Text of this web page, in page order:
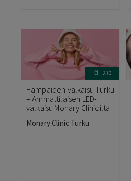
230
Hampaiden valkaisu Turku
– Ammattilaisen LED-
valkaisu Monary Clinicilta
Monary Clinic Turku